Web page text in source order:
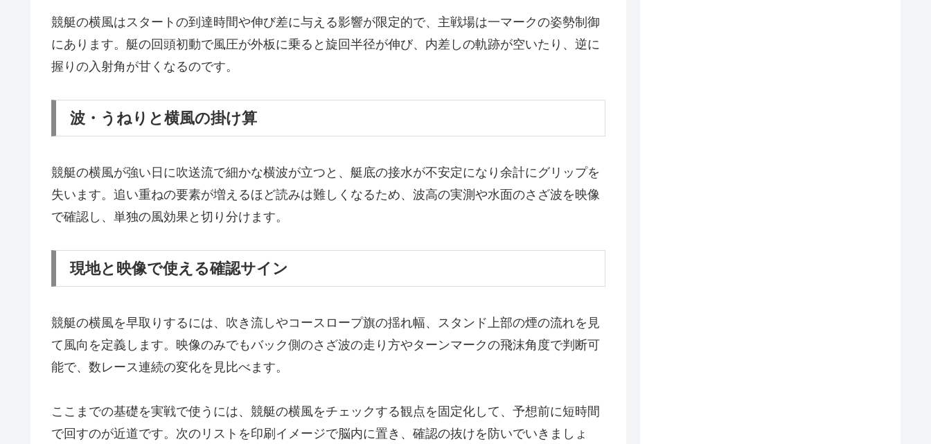
競艇の横風はスタートの到達時間や伸び差に与える影響が限定的で、主戦場は一マークの姿勢制御
にあります。艇の回頭初動で風圧が外板に乗ると旋回半径が伸び、内差しの軌跡が空いたり、逆に
握りの入射角が甘くなるのです。
波・うねりと横風の掛け算
競艇の横風が強い日に吹送流で細かな横波が立つと、艇底の接水が不安定になり余計にグリップを
失います。追い重ねの要素が増えるほど読みは難しくなるため、波高の実測や水面のさざ波を映像
で確認し、単独の風効果と切り分けます。
現地と映像で使える確認サイン
競艇の横風を早取りするには、吹き流しやコースロープ旗の揺れ幅、スタンド上部の煙の流れを見
て風向を定義します。映像のみでもバック側のさざ波の走り方やターンマークの飛沫角度で判断可
能で、数レース連続の変化を見比べます。
ここまでの基礎を実戦で使うには、競艇の横風をチェックする観点を固定化して、予想前に短時間
で回すのが近道です。次のリストを印刷イメージで脳内に置き、確認の抜けを防いでいきましょ